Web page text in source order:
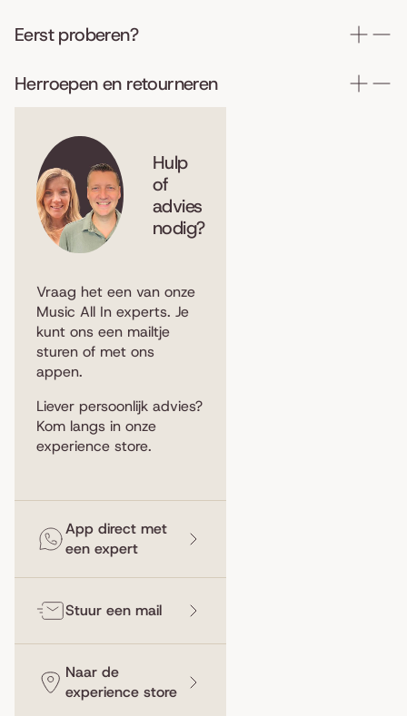
Eerst proberen?
Herroepen en retourneren
Hulp
of
advies
nodig?
Vraag het een van onze
Music All In experts. Je
kunt ons een mailtje
sturen of met ons
appen.
Liever persoonlijk advies?
Kom langs in onze
experience store.
App direct met
een expert
Stuur een mail
Naar de
experience store